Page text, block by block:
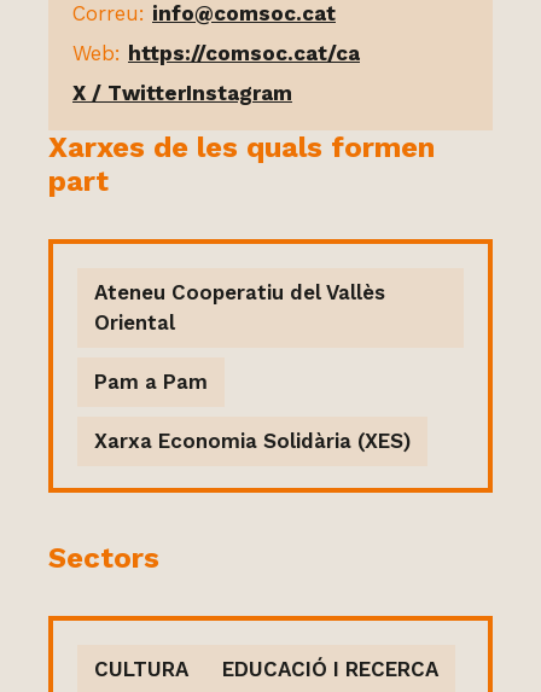
Correu: info@comsoc.cat
Web: https://comsoc.cat/ca
X / TwitterInstagram
Xarxes de les quals formen
part
Ateneu Cooperatiu del Vallès
Oriental
Pam a Pam
Xarxa Economia Solidària (XES)
Sectors
CULTURA EDUCACIÓ I RECERCA